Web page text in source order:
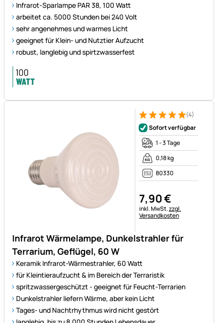
Infrarot-Sparlampe PAR 38, 100 Watt
arbeitet ca. 5000 Stunden bei 240 Volt
sehr angenehmes und warmes Licht
geeignet für Klein- und Nutztier Aufzucht
robust, langlebig und spirtzwasserfest
Infrarot Wärmelampe, Dunkelstrahler für
Terrarium, Geflügel, 60 W
Keramik Infrarot-Wärmestrahler, 60 Watt
für Kleintieraufzucht & im Bereich der Terraristik
spritzwassergeschützt - geeignet für Feucht-Terrarien
Dunkelstrahler liefern Wärme, aber kein Licht
Tages- und Nachtrhythmus wird nicht gestört
Bewertung: 5 von 5 (4
4 Bewertungen
(4)
Sofort verfügbar
1 - 3 Tage
0,18 kg
80330
7,90€
Steuerhinweis:
inkl. MwSt.zzgl.
Versandkosten